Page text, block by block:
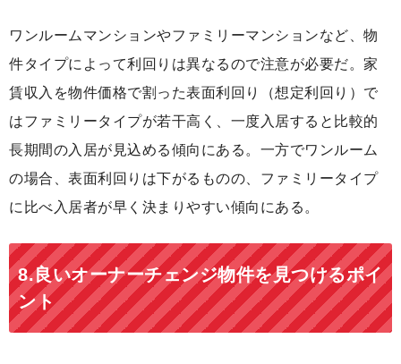
ワンルームマンションやファミリーマンションなど、物
件タイプによって利回りは異なるので注意が必要だ。家
賃収入を物件価格で割った表面利回り（想定利回り）で
はファミリータイプが若干高く、一度入居すると比較的
長期間の入居が見込める傾向にある。一方でワンルーム
の場合、表面利回りは下がるものの、ファミリータイプ
に比べ入居者が早く決まりやすい傾向にある。
8.良いオーナーチェンジ物件を見つけるポイ
ント